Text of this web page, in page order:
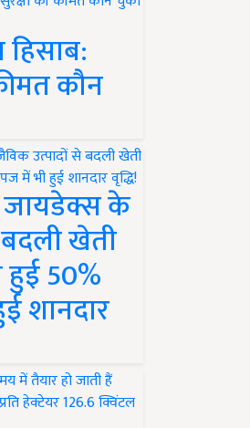
कौन
जायडेक्स के
खेती
हुई 50%
शानदार